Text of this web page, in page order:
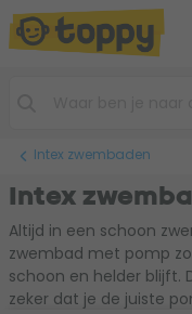
Intex zwembaden
Intex
Altijd in een schoon
zwembad met pomp
schoon en helder blijft.
zeker dat je de juiste